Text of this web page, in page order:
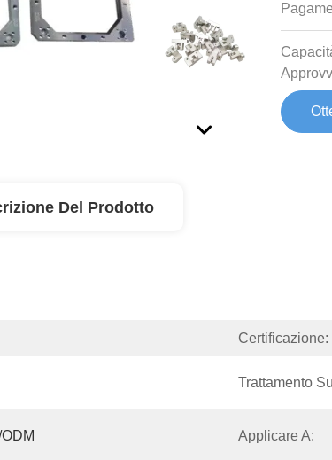
Del Prodotto
Certificazione:
Trattamento
Applicare A: